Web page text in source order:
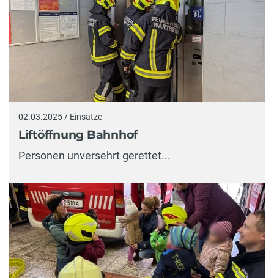
02.03.2025 / Einsätze
Liftöffnung Bahnhof
Personen unversehrt gerettet...